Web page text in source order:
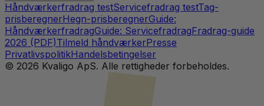
Håndværkerfradrag testServicefradrag testTag-
prisberegnerHegn-prisberegnerGuide:
HåndværkerfradragGuide: ServicefradragFradrag-guide
2026 (PDF)Tilmeld håndværkerPresse
PrivatlivspolitikHandelsbetingelser
© 2026 Kvaligo ApS. Alle rettigheder forbeholdes.